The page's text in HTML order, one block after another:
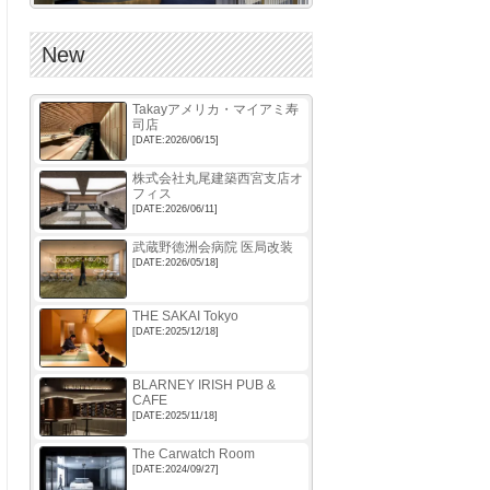
New
Takayアメリカ・マイアミ寿
司店
[DATE:2026/06/15]
株式会社丸尾建築西宮支店オ
フィス
[DATE:2026/06/11]
武蔵野徳洲会病院 医局改装
[DATE:2026/05/18]
THE SAKAI Tokyo
[DATE:2025/12/18]
BLARNEY IRISH PUB &
CAFE
[DATE:2025/11/18]
The Carwatch Room
[DATE:2024/09/27]